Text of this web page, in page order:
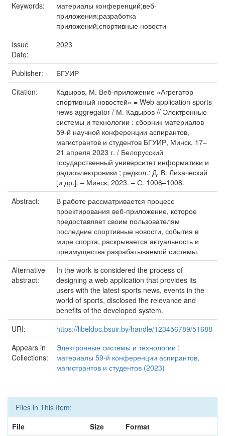
Keywords:
материалы конференций;веб-
приложения;разработка
приложений;спортивные новости
Issue
Date:
2023
Publisher:
БГУИР
Citation:
Кадыров, М. Веб-приложение «Агрегатор
спортивный новостей» = Web application sports
news aggregator / М. Кадыров // Электронные
системы и технологии : сборник материалов
59-й научной конференции аспирантов,
магистрантов и студентов БГУИР, Минск, 17–
21 апреля 2023 г. / Белорусский
государственный университет информатики и
радиоэлектроники ; редкол.: Д. В. Лихаческий
[и др.]. – Минск, 2023. – С. 1006–1008.
Abstract:
В работе рассматривается процесс
проектирования веб-приложение, которое
предоставляет своим пользователям
последние спортивные новости, события в
мире спорта, раскрывается актуальность и
преимущества разрабатываемой системы.
Alternative
abstract:
In the work is considered the process of
designing a web application that provides its
users with the latest sports news, events in the
world of sports, disclosed the relevance and
benefits of the developed system.
URI:
https://libeldoc.bsuir.by/handle/123456789/51688
Appears in
Collections:
Электронные системы и технологии :
материалы 59-й конференции аспирантов,
магистрантов и студентов (2023)
Files in This Item:
File
Size Format